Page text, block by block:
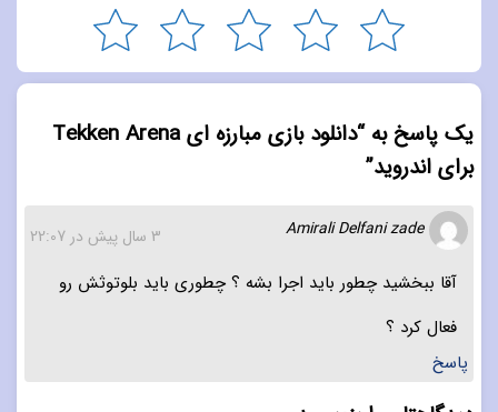
یک پاسخ به “دانلود بازی مبارزه ای Tekken Arena
برای اندروید”
Amirali Delfani zade 3 سال پیش در 22:07
آقا ببخشید چطور باید اجرا بشه ؟ چطوری باید بلوتوثش رو
فعال کرد ؟
پاسخ